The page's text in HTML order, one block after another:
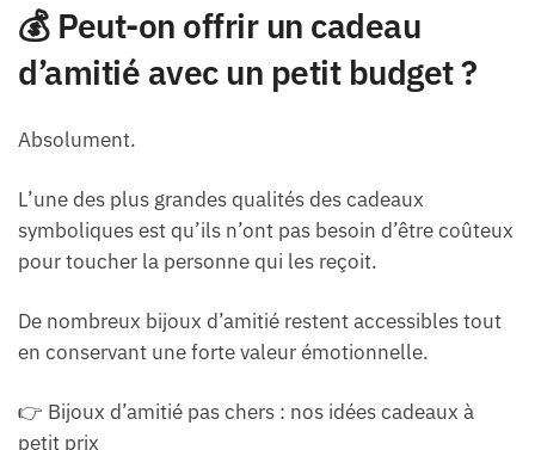
💰 Peut-on offrir un cadeau
d’amitié avec un petit budget ?
Absolument.
L’une des plus grandes qualités des cadeaux
symboliques est qu’ils n’ont pas besoin d’être coûteux
pour toucher la personne qui les reçoit.
De nombreux bijoux d’amitié restent accessibles tout
en conservant une forte valeur émotionnelle.
👉 Bijoux d’amitié pas chers : nos idées cadeaux à
petit prix